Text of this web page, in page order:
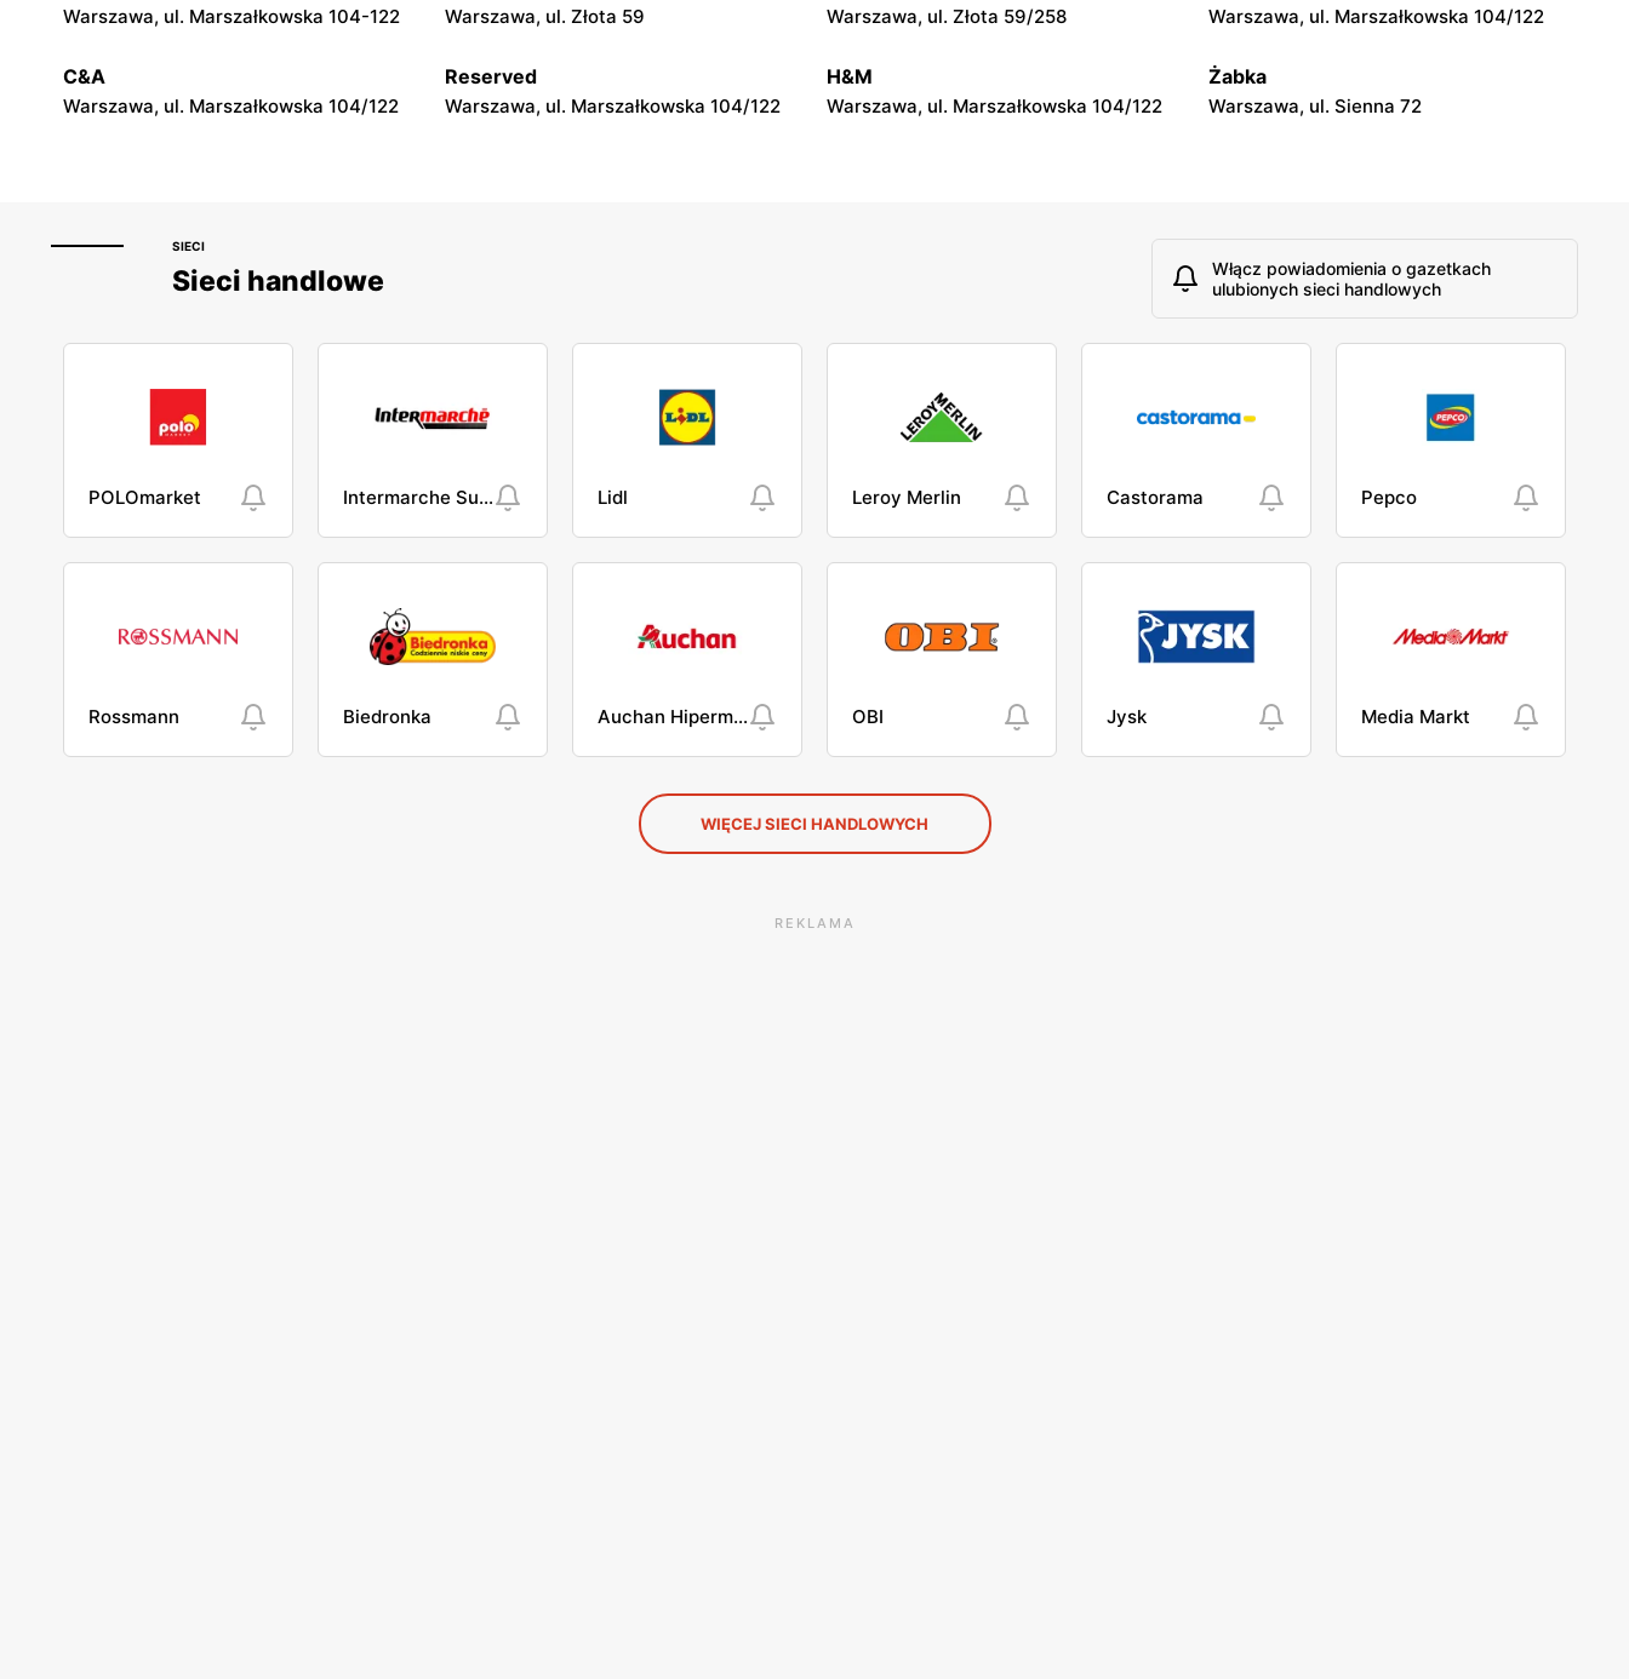
Łuków, ul. Stefana Zdanowskiego 7
Ostrołęka, ul. Gen. Augusta Emila
Fieldorfa Nila 28
Tomaszów Mazowiecki, ul. Norberta
Barlickiego 2
Mława, ul. 3 Maja 3B
Warszawa, ul. Marszałkowska 104-122 Warszawa, ul. Złota 59 Warszawa, ul. Złota 59/258 Warszawa, ul. Marszałkowska 104/122
C&A
Warszawa, ul. Marszałkowska 104/122
Reserved
Warszawa, ul. Marszałkowska 104/122
H&M
Warszawa, ul. Marszałkowska 104/122
Żabka
Warszawa, ul. Sienna 72
SIECI
Sieci handlowe
Włącz powiadomienia o gazetkach
ulubionych sieci handlowych
POLOmarket Intermarche Super Lidl Leroy Merlin Castorama Pepco
Rossmann Biedronka Auchan Hipermarket OBI Jysk Media Markt
WIĘCEJ SIECI HANDLOWYCH
REKLAMA